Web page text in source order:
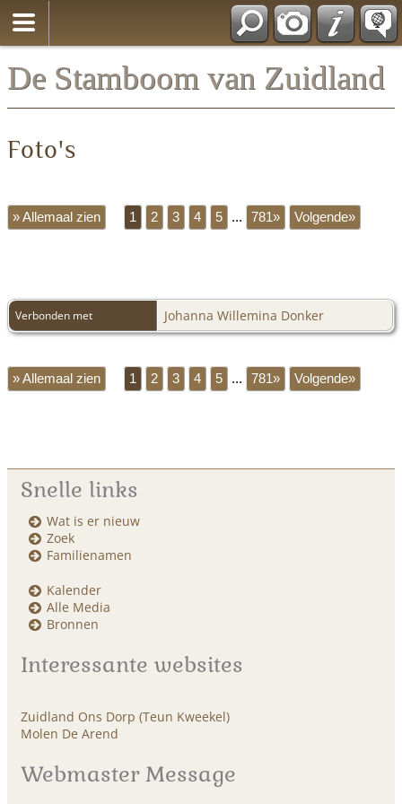
De Stamboom van Zuidland
Foto's
» Allemaal zien 1 2 3 4 5 ... 781» Volgende»
Verbonden met Johanna Willemina Donker
» Allemaal zien 1 2 3 4 5 ... 781» Volgende»
Snelle links
Wat is er nieuw
Zoek
Familienamen
Kalender
Alle Media
Bronnen
Interessante websites
Zuidland Ons Dorp (Teun Kweekel)
Molen De Arend
Webmaster Message